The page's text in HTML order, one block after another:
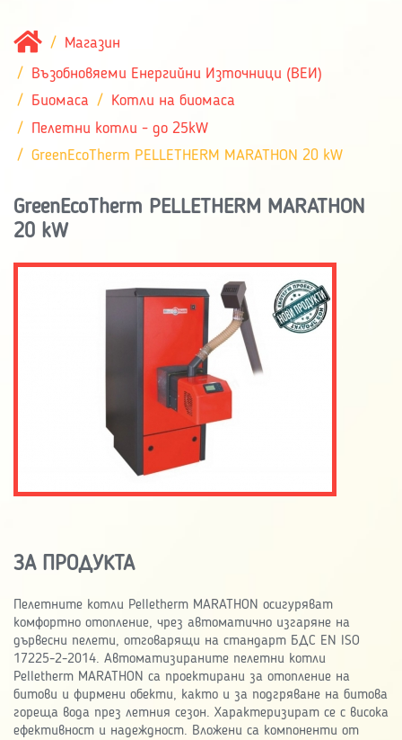
Магазин
Възобновяеми Енергийни Източници (ВЕИ)
Биомаса
Котли на биомаса
Пелетни котли - до 25kW
GreenEcoTherm PELLETHERM MARATHON 20 kW
GreenEcoTherm PELLETHERM MARATHON
20 kW
ЗА ПРОДУКТА
Пелетните котли Pelletherm MARATHON осигуряват
комфортно отопление, чрез автоматично изгаряне на
дървесни пелети, отговарящи на стандарт БДС EN ISO
17225-2-2014. Автоматизираните пелетни котли
Pelletherm MARATHON са проектирани за отопление на
битови и фирмени обекти, както и за подгряване на битова
гореща вода през летния сезон. Характеризират се с висока
ефективност и надеждност. Вложени са компоненти от